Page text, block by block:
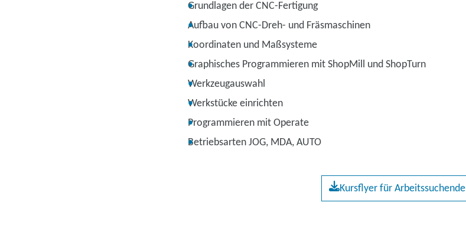
Grundlagen der CNC-Fertigung
Aufbau von CNC-Dreh- und Fräsmaschinen
Koordinaten und Maßsysteme
Graphisches Programmieren mit ShopMill und ShopTurn
Werkzeugauswahl
Werkstücke einrichten
Programmieren mit Operate
Betriebsarten JOG, MDA, AUTO
Kursflyer für Arbeitssuchende